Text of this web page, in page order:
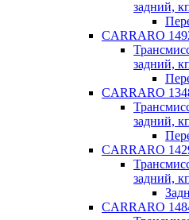
задний,
CARRARO
задний,
CARRARO
задний,
CARRARO
задний,
CARRARO